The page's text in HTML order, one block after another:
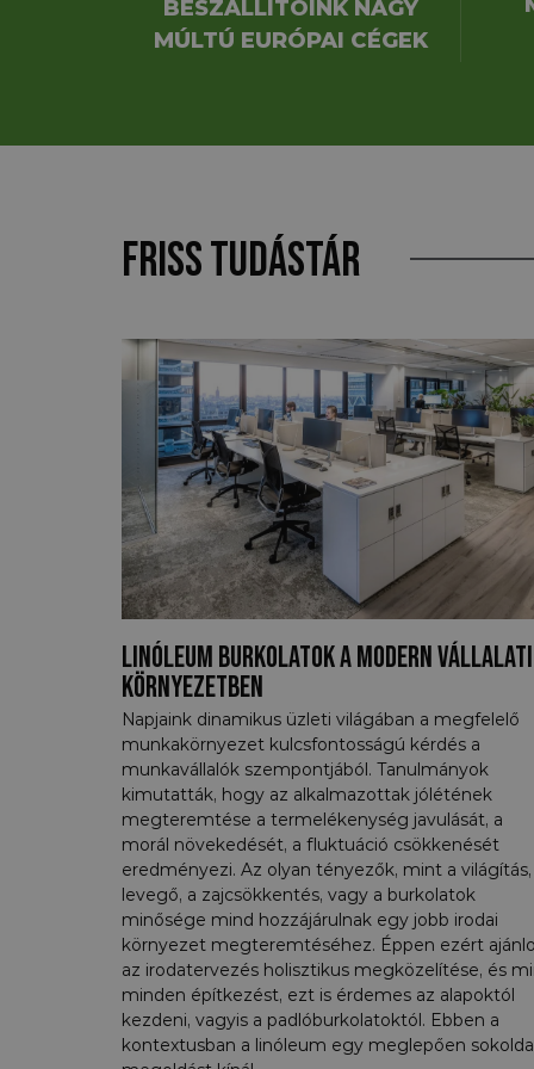
BESZÁLLÍTÓINK NAGY
MÚLTÚ EURÓPAI CÉGEK
Friss tudástár
Linóleum burkolatok a modern vállalati
környezetben
Napjaink dinamikus üzleti világában a megfelelő
munkakörnyezet kulcsfontosságú kérdés a
munkavállalók szempontjából. Tanulmányok
kimutatták, hogy az alkalmazottak jólétének
megteremtése a termelékenység javulását, a
morál növekedését, a fluktuáció csökkenését
eredményezi. Az olyan tényezők, mint a világítás,
levegő, a zajcsökkentés, vagy a burkolatok
minősége mind hozzájárulnak egy jobb irodai
környezet megteremtéséhez. Éppen ezért
az irodatervezés holisztikus megközelítése, és
minden építkezést, ezt is érdemes az alapoktól
kezdeni, vagyis a padlóburkolatoktól. Ebben a
kontextusban a linóleum egy meglepően